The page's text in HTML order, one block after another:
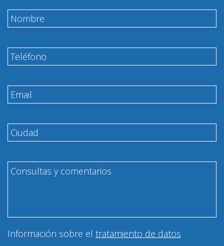
Información sobre el tratamiento de datos